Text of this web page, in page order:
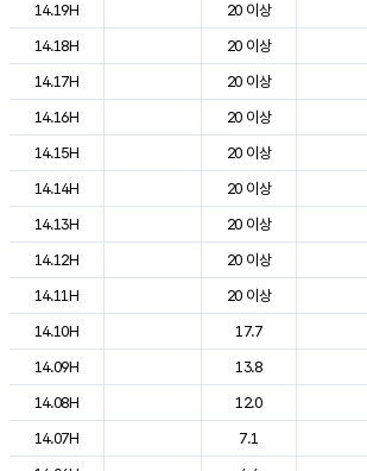
14.19H
20 이상
14.18H
20 이상
14.17H
20 이상
14.16H
20 이상
14.15H
20 이상
14.14H
20 이상
14.13H
20 이상
14.12H
20 이상
14.11H
20 이상
14.10H
17.7
14.09H
13.8
14.08H
12.0
14.07H
7.1